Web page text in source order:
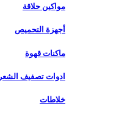
مواكين حلاقة
أجهزة التحميص
ماكنات قهوة
ادوات تصفيف الشعر
خلاطات